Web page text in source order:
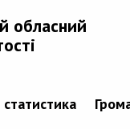
обласний